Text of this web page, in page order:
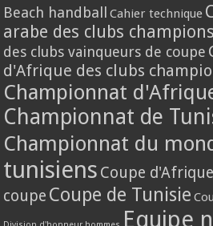
Beach handball Cahier technique
arabe des clubs champions
des clubs vainqueurs de coupe
d'Afrique des clubs
Championnat
Championnat de
Championnat du
tunisiens Coupe
coupe Coupe de Tunisie
Equipe